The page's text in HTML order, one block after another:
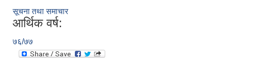
सूचना तथा समाचार
आर्थिक वर्ष:
७६/७७